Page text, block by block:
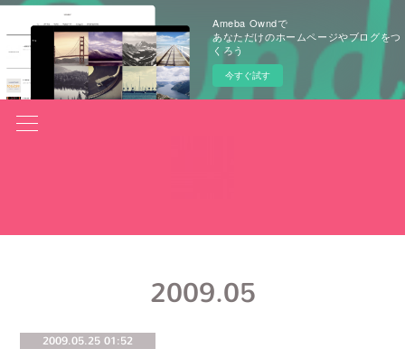
Ameba Owndで
あなただけのホームページやブログをつ
くろう
今すぐ試す
2009.05
2009.05.25 01:52